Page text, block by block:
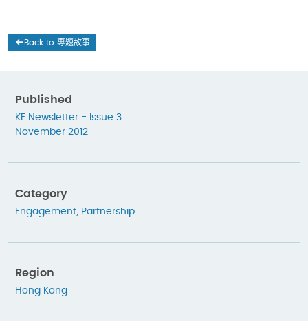
Back to 專題故事
Published
KE Newsletter - Issue 3
November 2012
Category
Engagement Partnership
Region
Hong Kong